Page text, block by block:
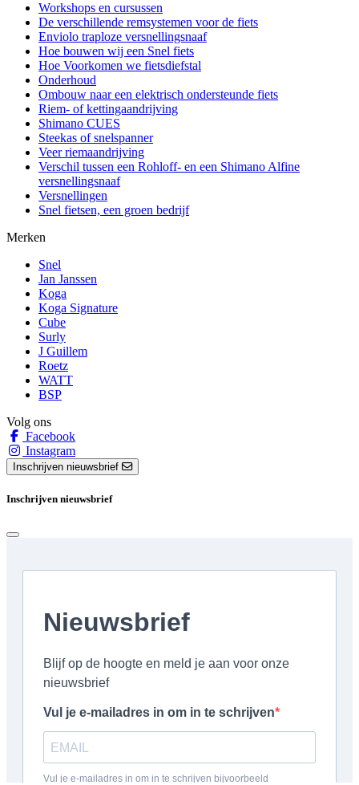
Workshops en cursussen
De verschillende remsystemen voor de fiets
Enviolo traploze versnellingsnaaf
Hoe bouwen wij een Snel fiets
Hoe Voorkomen we fietsdiefstal
Onderhoud
Ombouw naar een elektrisch ondersteunde fiets
Riem- of kettingaandrijving
Shimano CUES
Steekas of snelspanner
Veer riemaandrijving
Verschil tussen een Rohloff- en een Shimano Alfine
versnellingsnaaf
Versnellingen
Snel fietsen, een groen bedrijf
Merken
Snel
Jan Janssen
Koga
Koga Signature
Cube
Surly
J Guillem
Roetz
WATT
BSP
Volg ons
Facebook
Instagram
Inschrijven nieuwsbrief
Inschrijven nieuwsbrief